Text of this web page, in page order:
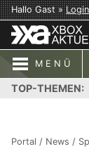
Hallo Gast »Login
MENÜ
TOP-THEMEN:
Portal / News /